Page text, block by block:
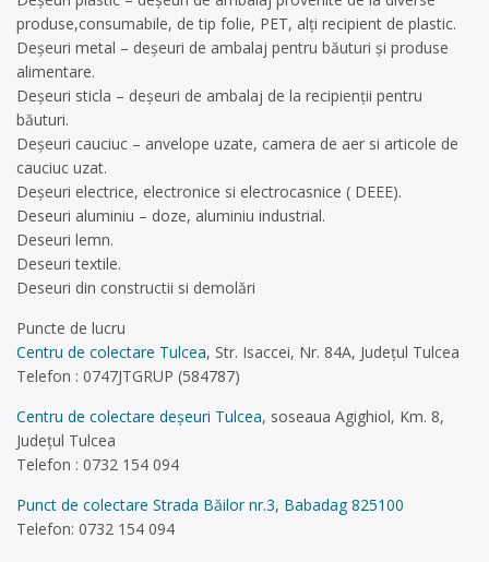
produse,consumabile, de tip folie, PET, alţi recipient de plastic.
Deşeuri metal – deşeuri de ambalaj pentru băuturi şi produse
alimentare.
Deşeuri sticla – deşeuri de ambalaj de la recipienţii pentru
băuturi.
Deşeuri cauciuc – anvelope uzate, camera de aer si articole de
cauciuc uzat.
Deşeuri electrice, electronice si electrocasnice ( DEEE).
Deseuri aluminiu – doze, aluminiu industrial.
Deseuri lemn.
Deseuri textile.
Deseuri din constructii si demolări
Puncte de lucru
Centru de colectare Tulcea, Str. Isaccei, Nr. 84A, Judeţul Tulcea
Telefon : 0747JTGRUP (584787)
Centru de colectare deșeuri Tulcea, soseaua Agighiol, Km. 8,
Judeţul Tulcea
Telefon : 0732 154 094
Punct de colectare Strada Băilor nr.3, Babadag 825100
Telefon: 0732 154 094